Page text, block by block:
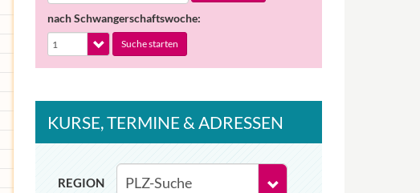
nach Schwangerschaftswoche:
Suche starten
KURSE, TERMINE & ADRESSEN
REGION